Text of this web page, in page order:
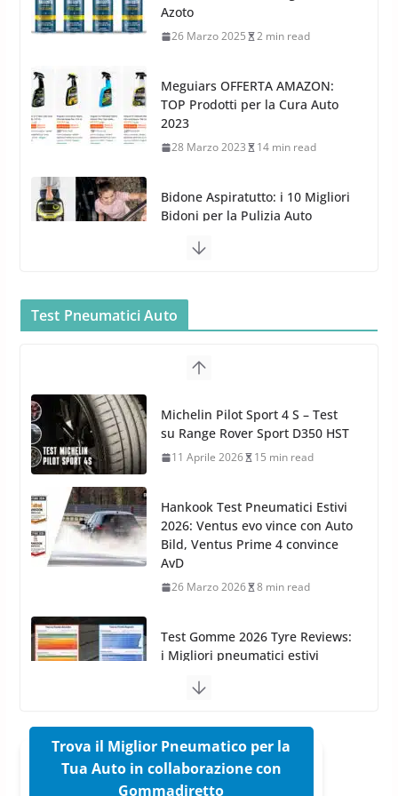
3 Dicembre 2024 3 min read
2023
28 Marzo 2023 14 min read
Bidone Aspiratutto: i 10 Migliori
Bidoni per la Pulizia Auto
6 Maggio 2022
Gun per la tua Idropulitrice?
5 Maggio 2022 2 min read
Car Care
26 Marzo 2025 2 min read
Azoto
26 Marzo 2025 2 min read
Test Pneumatici Auto
Hankook Test Pneumatici Estivi
2026: Ventus evo vince con Auto
Bild, Ventus Prime 4 convince
Test Gomme 2026 Tyre Reviews:
i Migliori pneumatici estivi
sportivi a confronto
Pirelli Cinturato 2026: due
confermano il salto tecnico del
Pirelli P Zero Trofeo RS: per
Trova il Miglior Pneumatico per la
Tua Auto in collaborazione con
Gommadiretto